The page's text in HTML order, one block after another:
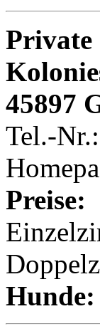
Private
45897
Tel.-
Preise:
Hunde: